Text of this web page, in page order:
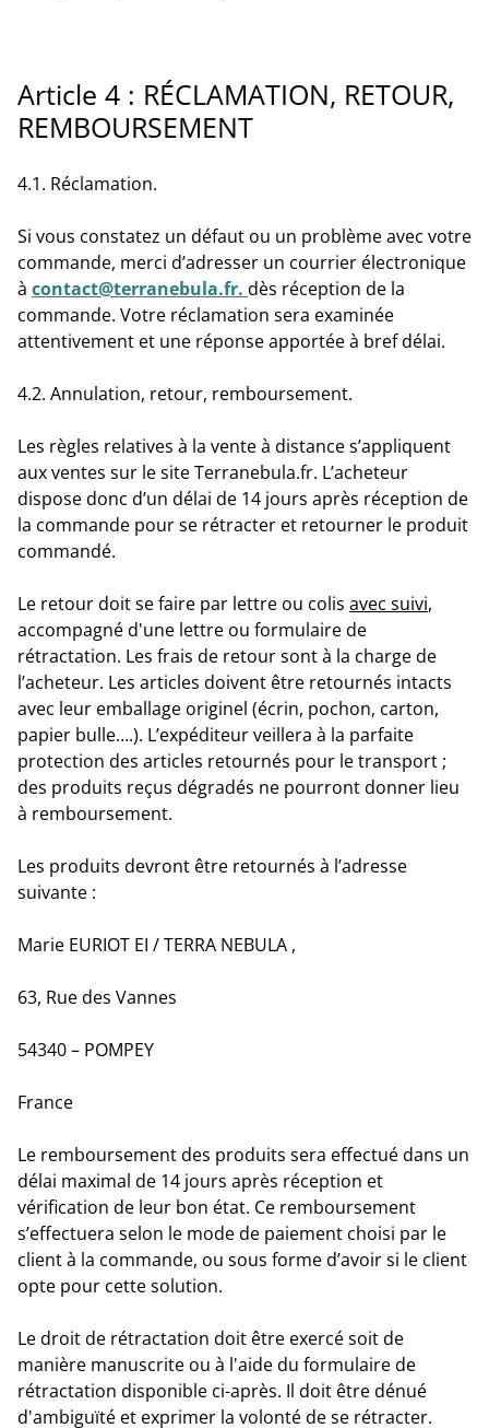
Article 4 : RÉCLAMATION, RETOUR,
REMBOURSEMENT
4.1. Réclamation.
Si vous constatez un défaut ou un problème avec votre
commande, merci d’adresser un courrier électronique
à contact@terranebula.fr. dès réception de la
commande. Votre réclamation sera examinée
attentivement et une réponse apportée à bref délai.
4.2. Annulation, retour, remboursement.
Les règles relatives à la vente à distance s’appliquent
aux ventes sur le site Terranebula.fr. L’acheteur
dispose donc d’un délai de 14 jours après réception de
la commande pour se rétracter et retourner le produit
commandé.
Le retour doit se faire par lettre ou colis avec suivi,
accompagné d'une lettre ou formulaire de
rétractation. Les frais de retour sont à la charge de
l’acheteur. Les articles doivent être retournés intacts
avec leur emballage originel (écrin, pochon, carton,
papier bulle….). L’expéditeur veillera à la parfaite
protection des articles retournés pour le transport ;
des produits reçus dégradés ne pourront donner lieu
à remboursement.
Les produits devront être retournés à l’adresse
suivante :
Marie EURIOT EI / TERRA NEBULA ,
63, Rue des Vannes
54340 – POMPEY
France
Le remboursement des produits sera effectué dans un
délai maximal de 14 jours après réception et
vérification de leur bon état. Ce remboursement
s’effectuera selon le mode de paiement choisi par le
client à la commande, ou sous forme d’avoir si le client
opte pour cette solution.
Le droit de rétractation doit être exercé soit de
manière manuscrite ou à l'aide du formulaire de
rétractation disponible ci-après. Il doit être dénué
d'ambiguïté et exprimer la volonté de se rétracter.